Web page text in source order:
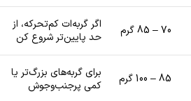
70 – 85 گرم
اگر گربه‌ات کم‌تحرکه، از
حد پایین‌تر شروع کن
85 – 100 گرم
برای گربه‌های بزرگ‌تر یا
کمی پرجنب‌وجوش